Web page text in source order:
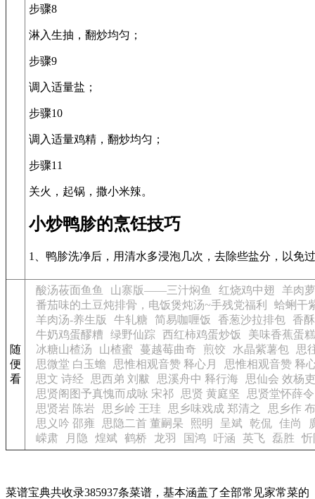
步骤8
淋入生抽，翻炒均匀；
步骤9
调入适量盐；
步骤10
调入适量鸡精，翻炒均匀；
步骤11
关火，起锅，撒小米辣。
小炒鸭胗的烹饪技巧
1、鸭胗洗净后，用清水多浸泡几次，去除些盐分，以免
随
便
看
酸汤莜面鱼鱼 山寨版——三汁焖鱼 红烧鸡中翅
羊肉
番茄味的土豆炖排骨，电饭煲炖汤~手残党福利
蛤蜊干
羊肉汤-养生版
牛轧糖 简易咖喱饭 香葱沙拉排包 香
牛奶鸡蛋醪糟
绿野仙踪 西红柿鸡蛋炒饭
美味香蕉蛋
冰糖山楂汤
山楂蜜 蔓越莓曲奇 煎饺 水晶紫薯包
思
思微堂 白玉蟾
思惟相观音赞 释心月
思惟相观音赞 释
思文 诗经
思西弟 刘黻 思溪舟中 释行海
思仙会 效杨
思贤阁图予真愧而成咏 宋祁
思贤 黄庭坚
思贤堂怀薛
思贤岩 陈岩
思乡岭 王珪 思乡味戏成 郑清之
思乡作
思义吟 邵雍
思隐二首 董嗣杲 熙明 呈斌 乾侃 佳尚
嵘肃
月隐 煌斌 鹤桥 龙羽 国鸿 吁涵 英飞 磊胜 忻
菜谱宝典共收录385937条菜谱，基本涵盖了全部常见家常菜的